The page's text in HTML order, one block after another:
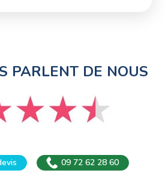
PARLENT DE NOUS
09 72 62 28 60